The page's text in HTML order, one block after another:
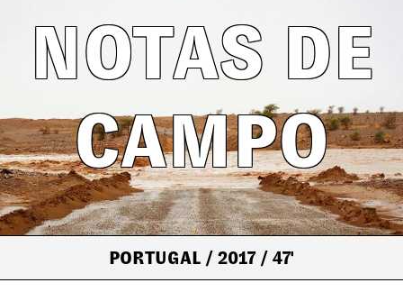
NOTAS DE
CAMPO
PORTUGAL / 2017 / 47'